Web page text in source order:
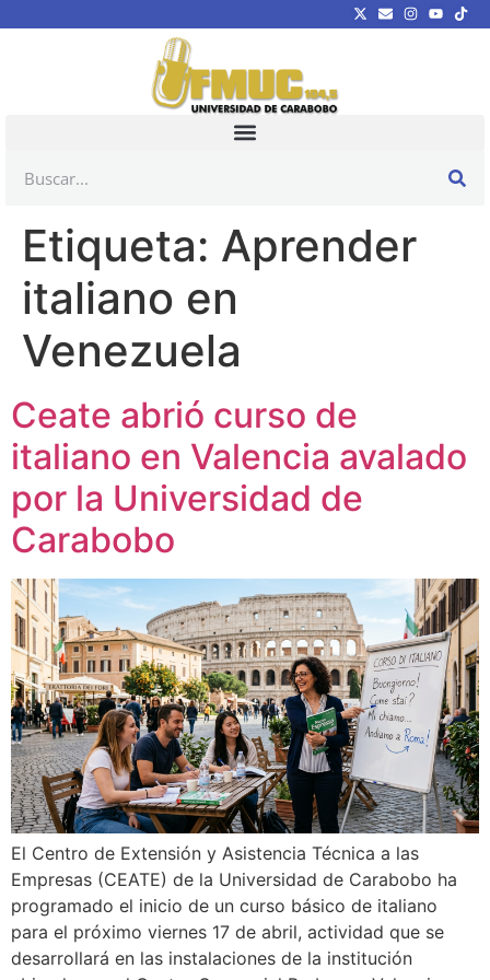
Etiqueta: Aprender
italiano en
Venezuela
Ceate abrió curso de
italiano en Valencia avalado
por la Universidad de
Carabobo
El Centro de Extensión y Asistencia Técnica a las
Empresas (CEATE) de la Universidad de Carabobo ha
programado el inicio de un curso básico de italiano
para el próximo viernes 17 de abril, actividad que se
desarrollará en las instalaciones de la institución